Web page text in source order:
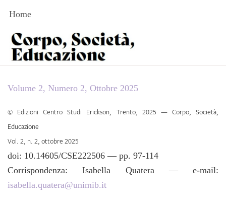
content
Home
Volume 2, Numero 2, Ottobre 2025
© Edizioni Centro Studi Erickson, Trento, 2025 — Corpo, Società,
Educazione
Vol. 2, n. 2, ottobre 2025
doi: 10.14605/CSE222506 — pp. 97-114
Corrispondenza:Isabella Quatera — e-mail:
isabella.quatera@unimib.it